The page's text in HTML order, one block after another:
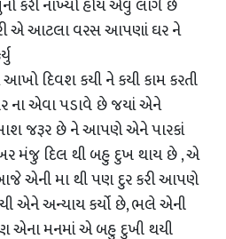
કરી નાખ્યો હોય એવુ લાગે છે
એ આટલા વરસ આપણાં ઘર ને
આખો દિવશ કયી ને કયી કામ કરતી
ના એવા પડાવે છે જયાં એને
જરૂર છે ને આપણે એને પારકાં
મંજુ દિલ થી બહુ દુખ થાય છે , એ
એની મા થી પણ દુર કરી આપણે
એને અન્યાય કર્યો છે, ભલે એની
એના મનમાં એ બહુ દુખી થયી